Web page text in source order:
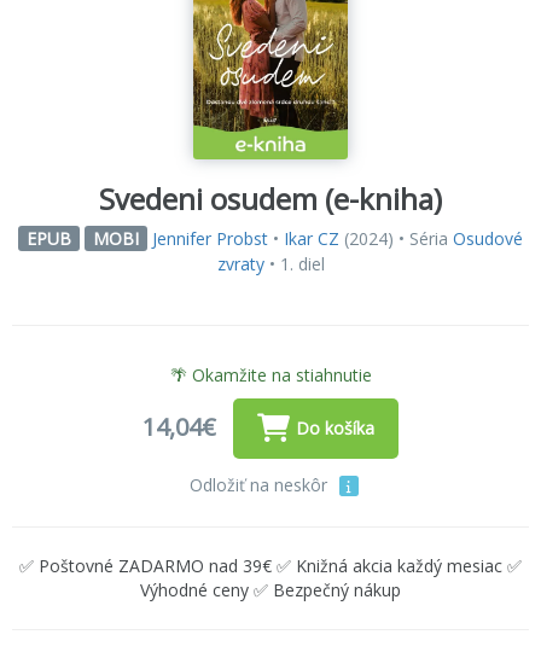
Svedeni osudem (e-kniha)
EPUB MOBI Jennifer Probst • Ikar CZ (2024) • Séria Osudové
zvraty• 1. diel
🌴 Okamžite na stiahnutie
14,04€ Do košíka
Odložiť na neskôr
✅ Poštovné ZADARMO nad 39€ ✅ Knižná akcia každý mesiac ✅
Výhodné ceny ✅ Bezpečný nákup